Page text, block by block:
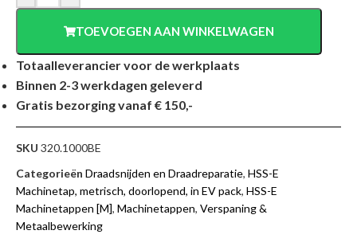
TOEVOEGEN AAN WINKELWAGEN
Totaalleverancier voor de werkplaats
Binnen 2-3 werkdagen geleverd
Gratis bezorging vanaf € 150,-
SKU 320.1000BE
Categorieën Draadsnijden en Draadreparatie, HSS-E
Machinetap, metrisch, doorlopend, in EV pack, HSS-E
Machinetappen [M], Machinetappen, Verspaning &
Metaalbewerking